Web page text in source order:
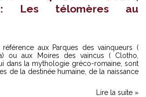
: Les télomères au
aux Parques des vainqueurs (
ou aux Moires des vaincus ( Clotho,
dans la mythologie gréco-romaine, sont
de la destinée humaine, de la naissance
Lire la suite »